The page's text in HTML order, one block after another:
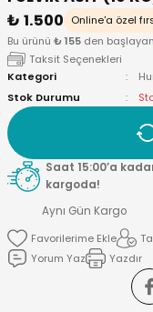
₺ 1.500
Online'a özel
Bu ürünü ₺ 155 den
Taksit Seçenekleri
Kategori
Stok Durumu
Saat 15:00’a
kargoda!
Aynı Gün Kargo
Yorum Yaz
Yazdır
Ürünleri